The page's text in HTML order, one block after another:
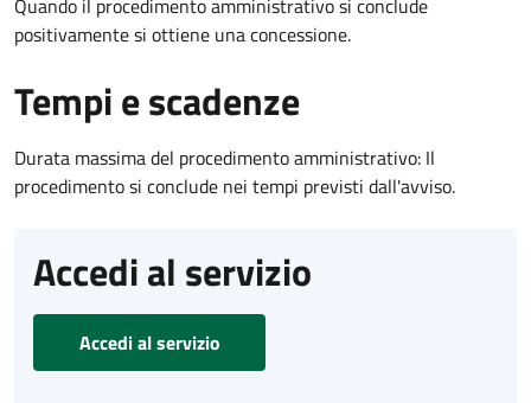
positivamente si ottiene una concessione.
Tempi e scadenze
Durata massima del procedimento amministrativo: Il
procedimento si conclude nei tempi previsti dall'avviso.
Accedi al servizio
Accedi al servizio